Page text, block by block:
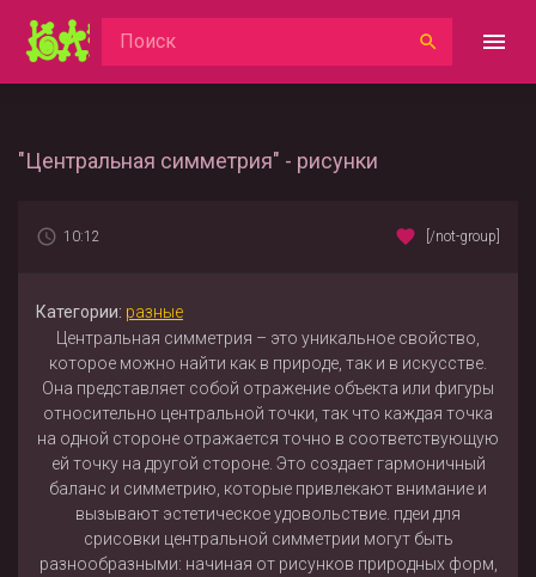
"Центральная симметрия" - рисунки
10:12 [/not-group]
Категории: разные
Центральная симметрия – это уникальное свойство,
которое можно найти как в природе, так и в искусстве.
Она представляет собой отражение объекта или фигуры
относительно центральной точки, так что каждая точка
на одной стороне отражается точно в соответствующую
ей точку на другой стороне. Это создает гармоничный
баланс и симметрию, которые привлекают внимание и
вызывают эстетическое удовольствие. пдеи для
срисовки центральной симметрии могут быть
разнообразными: начиная от рисунков природных форм,